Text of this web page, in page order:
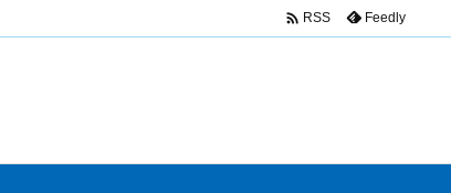
 RSS Feedly